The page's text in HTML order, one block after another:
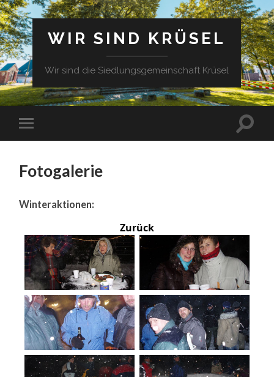
WIR SIND KRÜSEL
Wir sind die Siedlungsgemeinschaft Krüsel
Fotogalerie
Winteraktionen:
Zurück